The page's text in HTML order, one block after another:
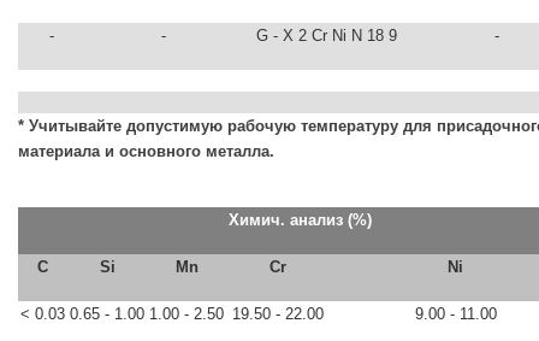
- - G - X 2 Cr Ni N 18 9 -
* Учитывайте допустимую рабочую температуру для
материала и основного металла.
Химич. анализ (%)
C Si Mn Cr Ni
< 0.03 0.65 - 1.00 1.00 - 2.50 19.50 - 22.00 9.00 - 11.00